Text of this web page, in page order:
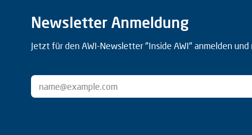
Newsletter Anmeldung
Jetzt für den AWI-Newsletter "Inside AWI" anmelden